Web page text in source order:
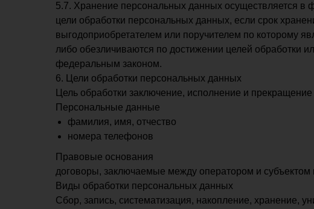
5.7. Хранение персональных данных осуществляется в
цели обработки персональных данных, если срок
выгодоприобретателем или поручителем по которому
либо обезличиваются по достижении целей обработки
федеральным законом.
6. Цели обработки персональных данных
Цель обработки заключение, исполнение и
Персональные данные
фамилия, имя, отчество
номера телефонов
Правовые основания
договоры, заключаемые между оператором и
Виды обработки персональных данных
Сбор, запись, систематизация, накопление, хранение,